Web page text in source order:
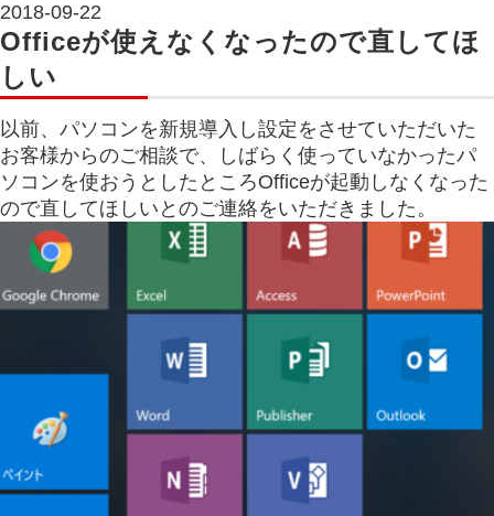
2018-09-22
Officeが使えなくなったので直してほ
しい
以前、パソコンを新規導入し設定をさせていただいた
お客様からのご相談で、しばらく使っていなかったパ
ソコンを使おうとしたところOfficeが起動しなくなった
ので直してほしいとのご連絡をいただきました。